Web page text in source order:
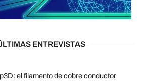
ENTREVISTAS
el filamento de cobre conductor